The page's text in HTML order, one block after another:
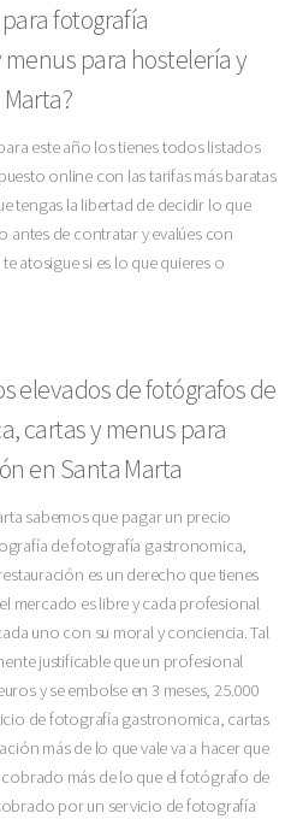
fotografía
para hostelería y
este año los tienes todos listados
online con las tarifas más baratas
tengas la libertad de decidir lo que
antes de contratar y evalúes con
atosigue si es lo que quieres o
elevados de fotógrafos de
cartas y menus para
en Santa Marta
sabemos que pagar un precio
de fotografía gastronomica,
es un derecho que tienes
mercado es libre y cada profesional
uno con su moral y conciencia. Tal
justificable que un profesional
y se embolse en 3 meses, 25.000
de fotografía gastronomica, cartas
más de lo que vale va a hacer que
más de lo que el fotógrafo de
por un servicio de fotografía